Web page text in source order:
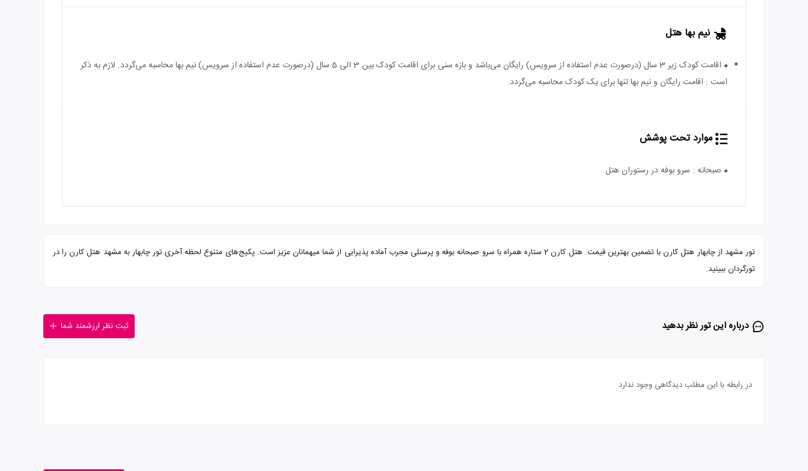
نیم بها هتل
اقامت کودک زیر 3 سال (درصورت عدم استفاده از سرویس) رایگان می‌باشد و بازه سنی برای اقامت کودک بین 3 الی 5 سال (درصورت عدم استفاده از سرویس) نیم بها محاسبه می‌گردد. لازم به ذکر
است : اقامت رایگان و نیم بها تنها برای یک کودک محاسبه می‌گردد.
موارد تحت پوشش
صبحانه : سرو بوفه در رستوران هتل
تور مشهد از چابهار هتل کارن با تضمین بهترین قیمت. هتل کارن 2 ستاره همراه با سرو صبحانه بوفه و پرسنلی مجرب آماده پذیرایی از شما میهمانان عزیز است. پکیج‌های متنوع لحظه آخری تور چابهار به مشهد هتل کارن را در
تورگردان ببینید.
درباره این تور‌ نظر بدهید ثبت نظر ارزشمند شما
در رابطه با این مطلب دیدگاهی وجود ندارد